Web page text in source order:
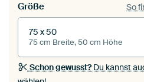
Größe So
75 x 50
75 cm Breite, 50 cm Höhe
Schon gewusst?Du kannst